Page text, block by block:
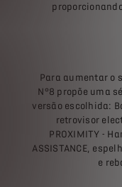
Para aumentar o
N°8 propõe uma
versão escolhida:
retrovisor
PROXIMITY -
ASSISTANCE,
e